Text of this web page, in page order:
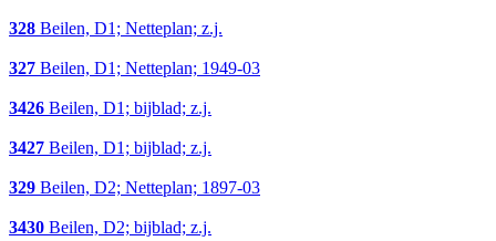
328 Beilen, D1; Netteplan; z.j.
327 Beilen, D1; Netteplan; 1949-03
3426 Beilen, D1; bijblad; z.j.
3427 Beilen, D1; bijblad; z.j.
329 Beilen, D2; Netteplan; 1897-03
3430 Beilen, D2; bijblad; z.j.